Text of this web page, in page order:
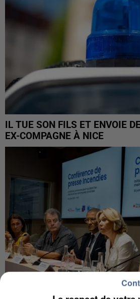
IL TUE SON FILS ET ENVOIE
EX-COMPAGNE À NICE